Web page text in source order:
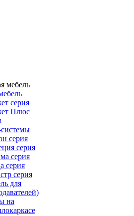
серия
Плюс
серия
серия
серия
серия
серия
для
на